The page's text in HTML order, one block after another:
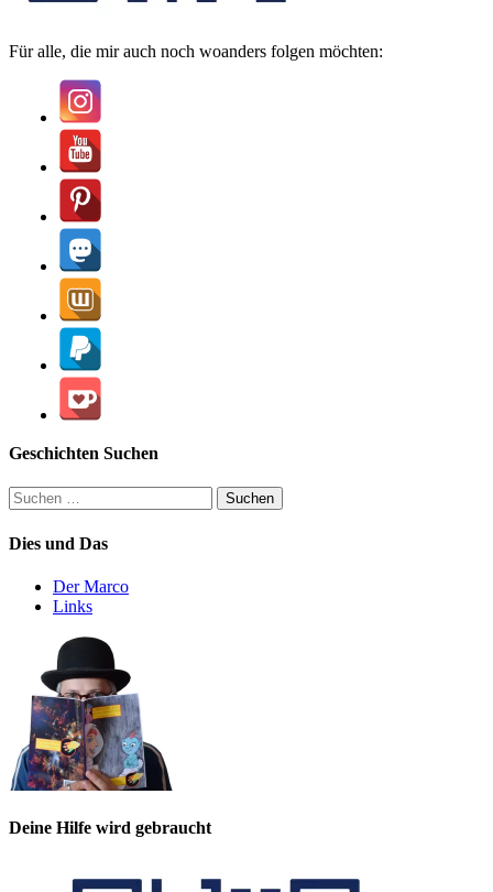
Für alle, die mir auch noch woanders folgen möchten:
Geschichten Suchen
Suchen
nach:
Dies und Das
Der Marco
Links
Deine Hilfe wird gebraucht